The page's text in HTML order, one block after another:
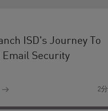
ISD's Journey To
Email Security
2